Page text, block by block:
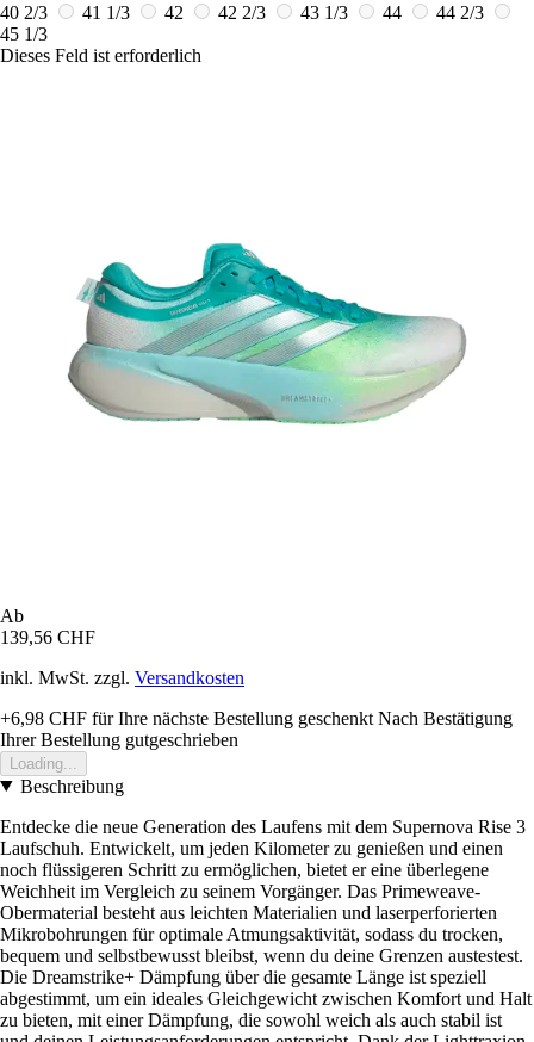
40 2/3
41 1/3 42 42 2/3 43 1/3 44
44 2/3
45 1/3
Dieses Feld ist erforderlich
Ab
139,56 CHF
inkl. MwSt. zzgl. Versandkosten
+6,98 CHF für Ihre nächste Bestellung geschenkt Nach Bestätigung
Ihrer Bestellung gutgeschrieben
Loading...
Beschreibung
Entdecke die neue Generation des Laufens mit dem Supernova Rise 3
Laufschuh. Entwickelt, um jeden Kilometer zu genießen und einen
noch flüssigeren Schritt zu ermöglichen, bietet er eine überlegene
Weichheit im Vergleich zu seinem Vorgänger. Das Primeweave-
Obermaterial besteht aus leichten Materialien und laserperforierten
Mikrobohrungen für optimale Atmungsaktivität, sodass du trocken,
bequem und selbstbewusst bleibst, wenn du deine Grenzen austestest.
Die Dreamstrike+ Dämpfung über die gesamte Länge ist speziell
abgestimmt, um ein ideales Gleichgewicht zwischen Komfort und Halt
zu bieten, mit einer Dämpfung, die sowohl weich als auch stabil ist